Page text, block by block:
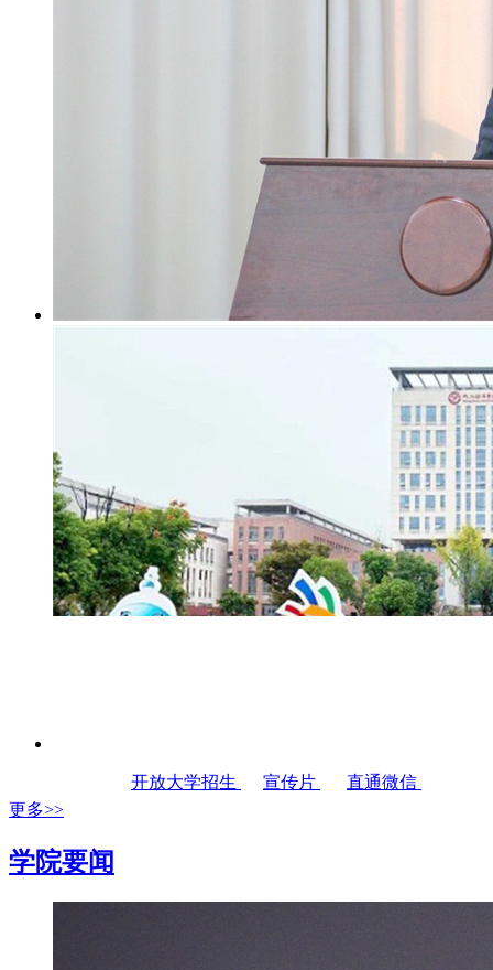
开放大学招生 宣传片
直通微信
更多>>
学院要闻